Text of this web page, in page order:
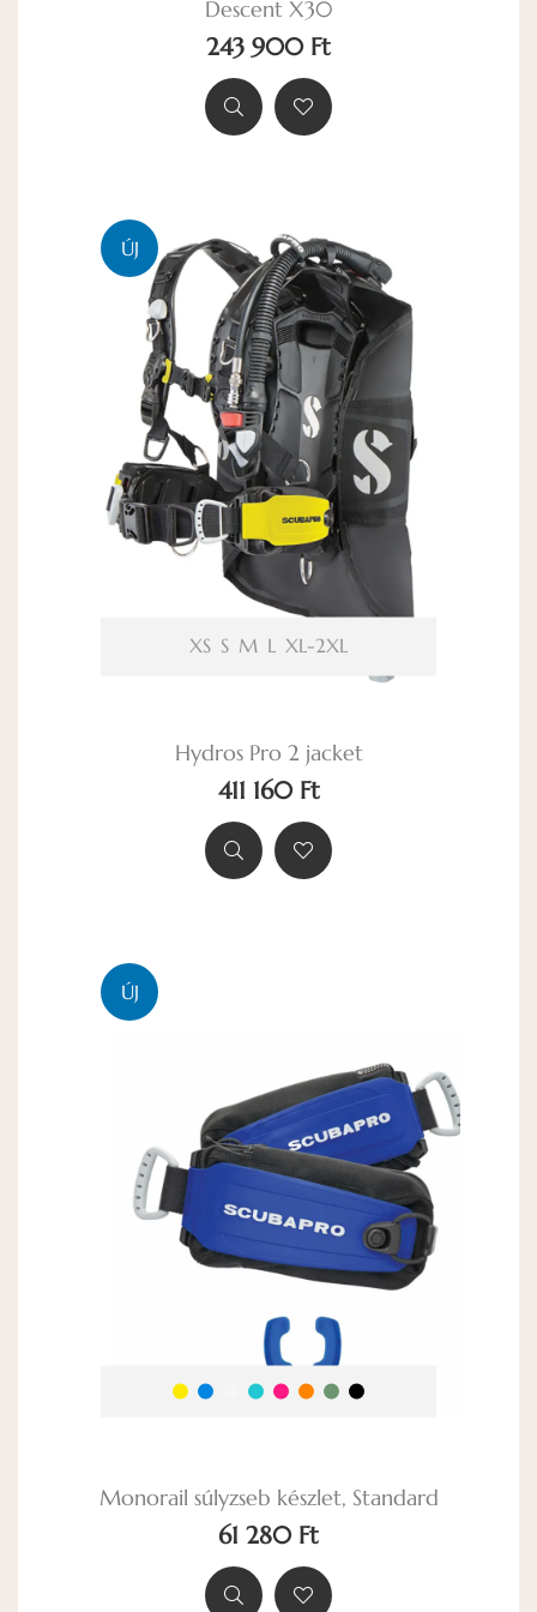
Descent X30
243 900 Ft
ÚJ
XS S M L XL-2XL
Hydros Pro 2 jacket
411 160 Ft
ÚJ
Monorail súlyzseb készlet, Standard
61 280 Ft